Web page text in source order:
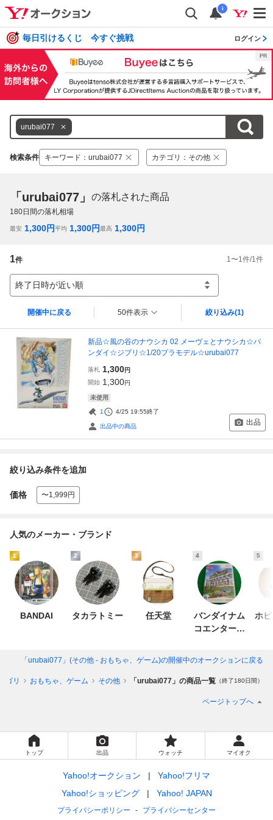
i
毎日引けるくじ 今すぐ挑戦 ログイン
urubai077
検索条件 キーワード ： urubai077 カテゴリ ： その他
「urubai077」 の落札された商品
180日間の落札相場
最安 1,300円平均 1,300円最高 1,300円
1件 1 〜1 件/1 件
終了日時が近い順
開催中に戻る 50件表示 絞り込み(1)
新品☆風の谷のナウシカ 02 メーヴェとナウシカ☆バ
ンダイ☆ジブリ☆1/20プラモデル☆urubai077
落札 1,300円
開始 1,300円
未使用
1 4/25 19:55終了
出品中の商品 出品
絞り込み条件を追加
価格 〜1,999円
人気のメーカー・ブランド
1
BANDAI
2
タカラトミー
3
任天堂
4
バンダイナム
コエンターテ
5
ホ
「urubai077」(その他 - おもちゃ、ゲーム)の開催中のオークションに戻る
ゴリ おもちゃ、ゲーム その他 「urubai077」の商品一覧 （終了180日間）
ページトップへ
トップ 出品 ウォッチ マイオク
Yahoo!オークション
Yahoo!フリマ
Yahoo!ショッピング
Yahoo! JAPAN
プライバシーポリシー
プライバシーセンター